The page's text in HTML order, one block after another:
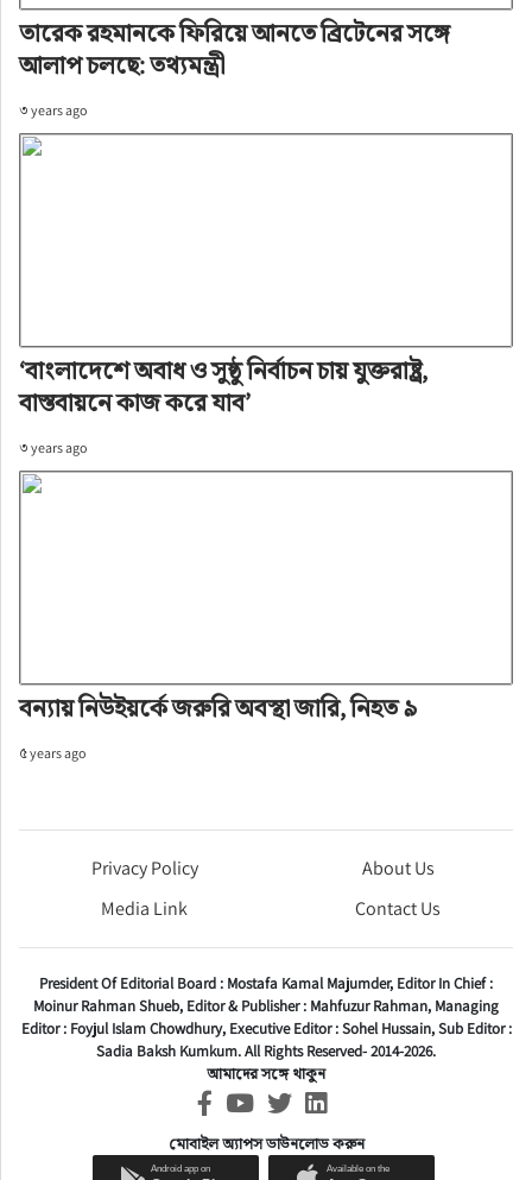
তারেক রহমানকে ফিরিয়ে আনতে ব্রিটেনের সঙ্গে
আলাপ চলছে: তথ্যমন্ত্রী
৩ years ago
‘বাংলাদেশে অবাধ ও সুষ্ঠু নির্বাচন চায় যুক্তরাষ্ট্র,
বাস্তবায়নে কাজ করে যাব’
৩ years ago
বন্যায় নিউইয়র্কে জরুরি অবস্থা জারি, নিহত ৯
৫ years ago
Privacy Policy
About Us
Media Link
Contact Us
President Of Editorial Board : Mostafa Kamal Majumder, Editor In Chief :
Moinur Rahman Shueb, Editor & Publisher : Mahfuzur Rahman, Managing
Editor : Foyjul Islam Chowdhury, Executive Editor :Sohel Hussain,Sub Editor :
Sadia Baksh Kumkum. All Rights Reserved- 2014-2026.
আমাদের সঙ্গে থাকুন
মোবাইল অ্যাপস ডাউনলোড করুন